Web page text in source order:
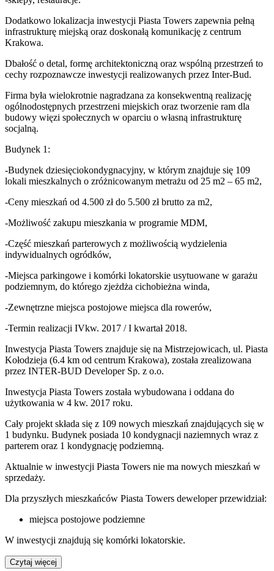
Dodatkowo lokalizacja inwestycji Piasta Towers zapewnia pełną
infrastrukturę miejską oraz doskonałą komunikację z centrum
Krakowa.
Dbałość o detal, formę architektoniczną oraz wspólną przestrzeń to
cechy rozpoznawcze inwestycji realizowanych przez Inter-Bud.
Firma była wielokrotnie nagradzana za konsekwentną realizację
ogólnodostępnych przestrzeni miejskich oraz tworzenie ram dla
budowy więzi społecznych w oparciu o własną infrastrukturę
socjalną.
Budynek 1:
-Budynek dziesięciokondygnacyjny, w którym znajduje się 109
lokali mieszkalnych o zróżnicowanym metrażu od 25 m2 – 65 m2,
-Ceny mieszkań od 4.500 zł do 5.500 zł brutto za m2,
-Możliwość zakupu mieszkania w programie MDM,
-Część mieszkań parterowych z możliwością wydzielenia
indywidualnych ogródków,
-Miejsca parkingowe i komórki lokatorskie usytuowane w garażu
podziemnym, do którego zjeżdża cichobieżna winda,
-Zewnętrzne miejsca postojowe miejsca dla rowerów,
-Termin realizacji IVkw. 2017 / I kwartał 2018.
Inwestycja Piasta Towers znajduje się na Mistrzejowicach, ul. Piasta
Kołodzieja (6.4 km od centrum Krakowa), została zrealizowana
przez INTER-BUD Developer Sp. z o.o.
Inwestycja Piasta Towers została wybudowana i oddana do
użytkowania w 4 kw. 2017 roku.
Cały projekt składa się z 109 nowych mieszkań znajdujących się w
1 budynku. Budynek posiada 10 kondygnacji naziemnych wraz z
parterem oraz 1 kondygnację podziemną.
Aktualnie w inwestycji Piasta Towers nie ma nowych mieszkań w
sprzedaży.
Dla przyszłych mieszkańców Piasta Towers deweloper przewidział:
miejsca postojowe podziemne
W inwestycji znajdują się komórki lokatorskie.
Czytaj więcej